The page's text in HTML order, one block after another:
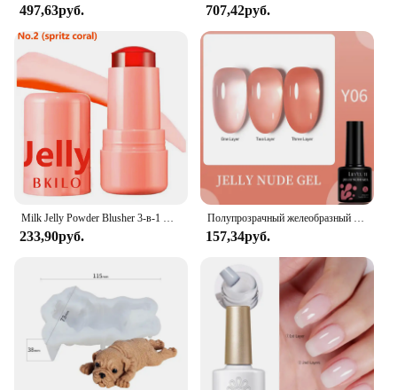
497,63руб. 707,42руб.
233,90руб. 157,34руб.